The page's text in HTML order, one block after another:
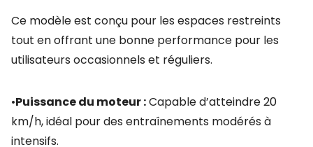
Ce modèle est conçu pour les espaces restreints
tout en offrant une bonne performance pour les
utilisateurs occasionnels et réguliers.
•Puissance du moteur :Capable d’atteindre 20
km/h, idéal pour des entraînements modérés à
intensifs.